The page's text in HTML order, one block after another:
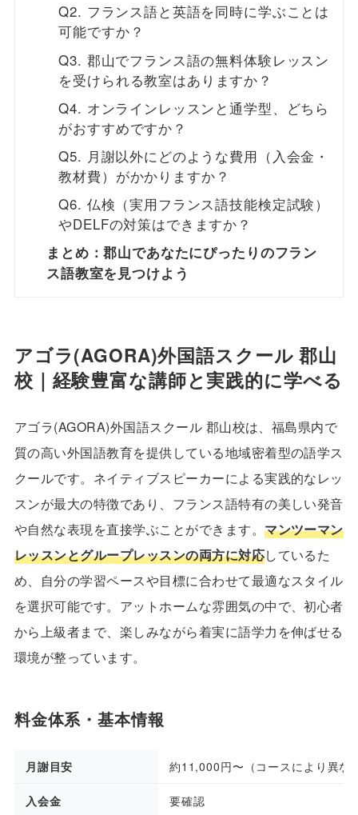
Q2. フランス語と英語を同時に学ぶことは
可能ですか？
Q3. 郡山でフランス語の無料体験レッスン
を受けられる教室はありますか？
Q4. オンラインレッスンと通学型、どちら
がおすすめですか？
Q5. 月謝以外にどのような費用（入会金・
教材費）がかかりますか？
Q6. 仏検（実用フランス語技能検定試験）
やDELFの対策はできますか？
まとめ：郡山であなたにぴったりのフラン
ス語教室を見つけよう
アゴラ(AGORA)外国語スクール 郡山
校｜経験豊富な講師と実践的に学べる
アゴラ(AGORA)外国語スクール 郡山校は、福島県内で
質の高い外国語教育を提供している地域密着型の語学ス
クールです。ネイティブスピーカーによる実践的なレッ
スンが最大の特徴であり、フランス語特有の美しい発音
や自然な表現を直接学ぶことができます。マンツーマン
レッスンとグループレッスンの両方に対応しているた
め、自分の学習ペースや目標に合わせて最適なスタイル
を選択可能です。アットホームな雰囲気の中で、初心者
から上級者まで、楽しみながら着実に語学力を伸ばせる
環境が整っています。
料金体系・基本情報
月謝目安 約11,000円〜（コースにより異な
入会金 要確認